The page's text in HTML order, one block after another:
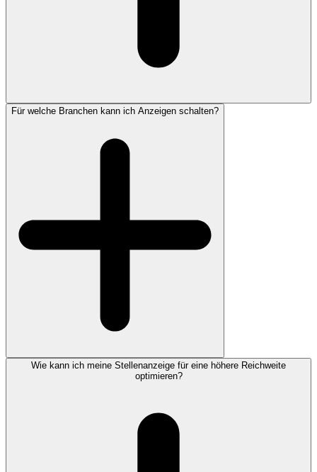
Für welche Branchen kann ich Anzeigen schalten?
Wie kann ich meine Stellenanzeige für eine höhere Reichweite
optimieren?